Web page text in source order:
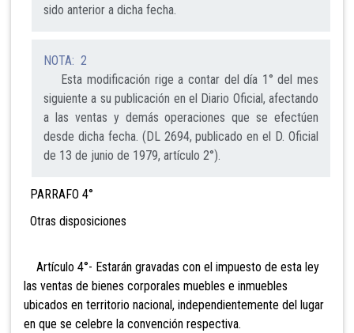
sido anterior a dicha fecha.
NOTA: 2
Esta modificación rige a contar del día 1° del mes
siguiente a su publicación en el Diario Oficial, afectando
a las ventas y demás operaciones que se efectúen
desde dicha fecha. (DL 2694, publicado en el D. Oficial
de 13 de junio de 1979, artículo 2°).
PARRAFO 4°
Otras disposiciones
Artículo 4°- Estarán gravadas con el impuesto de esta ley
las ventas de bienes corporales muebles e inmuebles
ubicados en territorio nacional, independientemente del lugar
en que se celebre la convención respectiva.